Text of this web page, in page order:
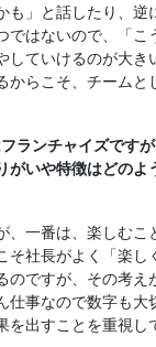
も」と話したり、逆
ではないので、「こ
していけるのが大き
からこそ、チームと
ランチャイズです
がいや特徴はどのよ
、一番は、楽しむこ
そ社長がよく「楽し
のですが、その考え
仕事なので数字も大
を出すことを重視し